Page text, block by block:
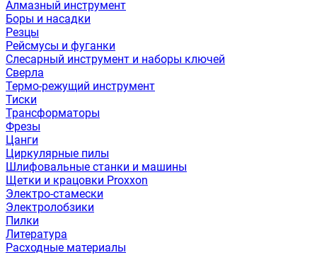
Алмазный инструмент
Боры и насадки
Резцы
Рейсмусы и фуганки
Слесарный инструмент и наборы ключей
Сверла
Термо-режущий инструмент
Тиски
Трансформаторы
Фрезы
Цанги
Циркулярные пилы
Шлифовальные станки и машины
Щетки и крацовки Proxxon
Электро-стамески
Электролобзики
Пилки
Литература
Расходные материалы